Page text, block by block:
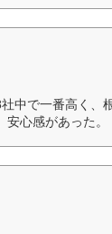
中で一番高く、
心感があった。